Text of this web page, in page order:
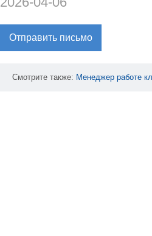
Отправить письмо
Смотрите также: Менеджер работе